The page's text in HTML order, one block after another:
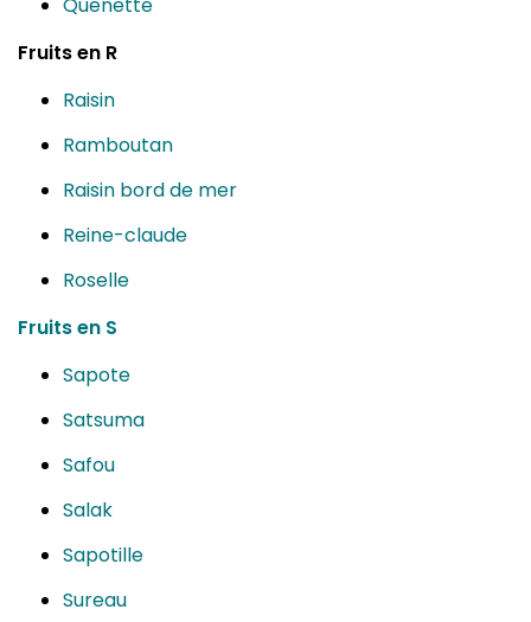
Fruits en R
Raisin
Ramboutan
Raisin bord de mer
Reine-claude
Roselle
Fruits en S
Sapote
Satsuma
Safou
Salak
Sapotille
Sureau